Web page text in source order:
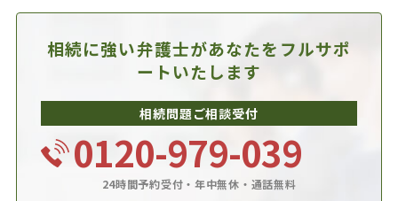
相続に強い弁護士があなたを フルサポ
ートいたします
相続問題ご相談受付
0120-979-039
24時間予約受付・年中無休・通話無料